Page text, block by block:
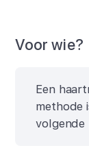
Voor wie?
Een
methode
volgende